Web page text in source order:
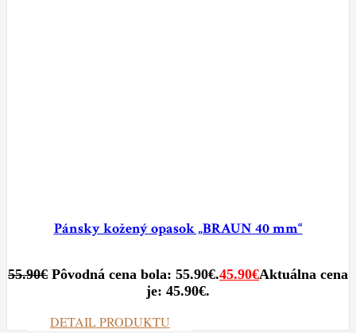
Pánsky kožený opasok „BRAUN 40 mm“
55.90€ Pôvodná cena bola: 55.90€.45.90€Aktuálna cena
je: 45.90€.
DETAIL PRODUKTU